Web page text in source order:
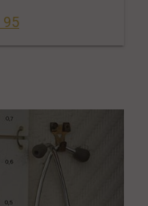
95